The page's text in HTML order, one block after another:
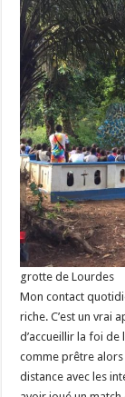
grotte de Lourdes
Mon contact
riche. C’est un vrai
d’accueillir la foi de
comme prêtre alors
distance avec les